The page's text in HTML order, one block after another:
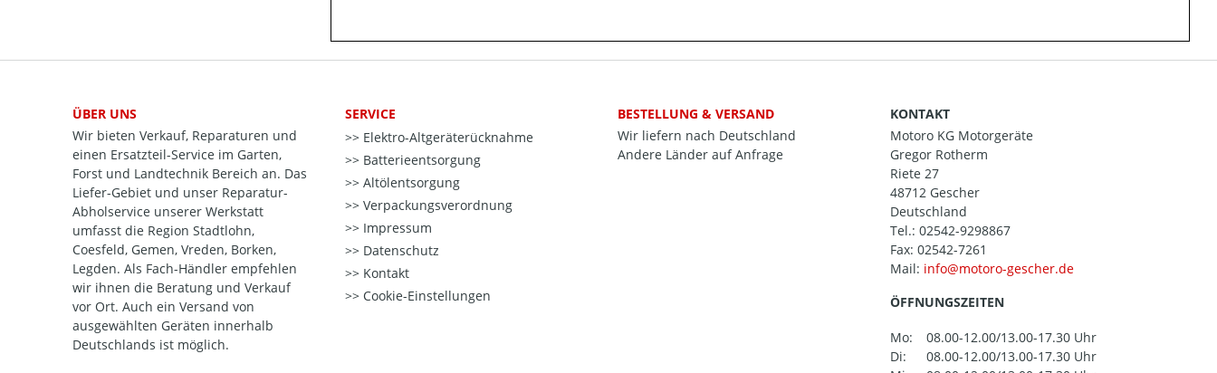
ÜBER UNS
Wir bieten Verkauf, Reparaturen und
einen Ersatzteil-Service im Garten,
Forst und Landtechnik Bereich an. Das
Liefer-Gebiet und unser Reparatur-
Abholservice unserer Werkstatt
umfasst die Region Stadtlohn,
Coesfeld, Gemen, Vreden, Borken,
Legden. Als Fach-Händler empfehlen
wir ihnen die Beratung und Verkauf
vor Ort. Auch ein Versand von
ausgewählten Geräten innerhalb
Deutschlands ist möglich.
SERVICE
Elektro-Altgeräterücknahme
Batterieentsorgung
Altölentsorgung
Verpackungsverordnung
Impressum
Datenschutz
Kontakt
Cookie-Einstellungen
BESTELLUNG & VERSAND
Wir liefern nach Deutschland
Andere Länder auf Anfrage
KONTAKT
Motoro KG Motorgeräte
Gregor Rotherm
Riete 27
48712 Gescher
Deutschland
Tel.: 02542-9298867
Fax: 02542-7261
Mail:
ÖFFNUNGSZEITEN
Mo:
08.00-12.00/13.00-17.30 Uhr
Di:
08.00-12.00/13.00-17.30 Uhr